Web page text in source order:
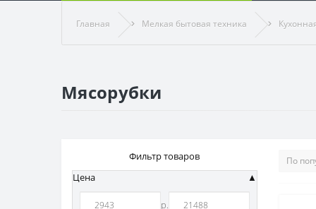
Главная Мелкая бытовая техника
Мясорубки
Фильтр товаров
Цена
р.